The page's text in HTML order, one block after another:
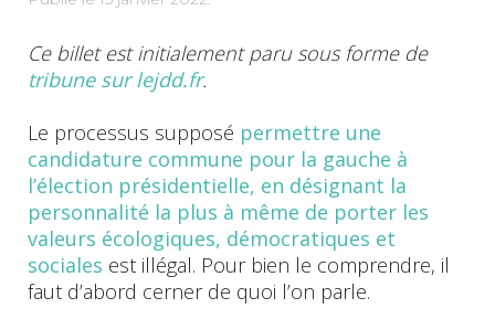
Ce billet est initialement paru sous forme de
tribune sur lejdd.fr.
Le processus supposé permettre une
candidature commune pour la gauche à
l’élection présidentielle, en désignant la
personnalité la plus à même de porter les
valeurs écologiques, démocratiques et
sociales est illégal. Pour bien le comprendre, il
faut d’abord cerner de quoi l’on parle.